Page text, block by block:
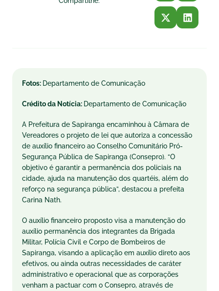
Fotos: Departamento de Comunicação
Crédito da Notícia: Departamento de Comunicação
A Prefeitura de Sapiranga encaminhou à Câmara de
Vereadores o projeto de lei que autoriza a concessão
de auxílio financeiro ao Conselho Comunitário Pró-
Segurança Pública de Sapiranga (Consepro). “O
objetivo é garantir a permanência dos policiais na
cidade, ajuda na manutenção dos quartéis, além do
reforço na segurança pública”, destacou a prefeita
Carina Nath.
O auxílio financeiro proposto visa a manutenção do
auxílio permanência dos integrantes da Brigada
Militar, Polícia Civil e Corpo de Bombeiros de
Sapiranga, visando a aplicação em auxílio direto aos
efetivos, ou ainda outras necessidades de caráter
administrativo e operacional que as corporações
venham a pactuar com o Consepro, através de